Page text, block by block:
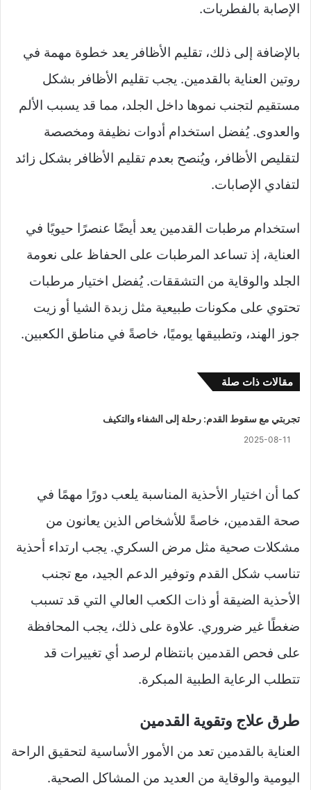
الإصابة بالفطريات.
بالإضافة إلى ذلك، تقليم الأظافر يعد خطوة مهمة في
روتين العناية بالقدمين. يجب تقليم الأظافر بشكل
مستقيم لتجنب نموها داخل الجلد، مما قد يسبب الألم
والعدوى. يُفضل استخدام أدوات نظيفة ومخصصة
لتقليص الأظافر، ويُنصح بعدم تقليم الأظافر بشكل زائد
لتفادي الإصابات.
استخدام مرطبات القدمين يعد أيضًا عنصرًا حيويًا في
العناية، إذ تساعد المرطبات على الحفاظ على نعومة
الجلد والوقاية من التشققات. يُفضل اختيار مرطبات
تحتوي على مكونات طبيعية مثل زبدة الشيا أو زيت
جوز الهند، وتطبيقها يوميًا، خاصةً في مناطق الكعبين.
مقالات ذات صلة
تجربتي مع سقوط القدم: رحلة إلى الشفاء والتكيف
2025-08-11
كما أن اختيار الأحذية المناسبة يلعب دورًا مهمًا في
صحة القدمين، خاصةً للأشخاص الذين يعانون من
مشكلات صحية مثل مرض السكري. يجب ارتداء أحذية
تناسب شكل القدم وتوفير الدعم الجيد، مع تجنب
الأحذية الضيقة أو ذات الكعب العالي التي قد تسبب
ضغطًا غير ضروري. علاوة على ذلك، يجب المحافظة
على فحص القدمين بانتظام لرصد أي تغييرات قد
تتطلب الرعاية الطبية المبكرة.
طرق علاج وتقوية القدمين
العناية بالقدمين تعد من الأمور الأساسية لتحقيق الراحة
اليومية والوقاية من العديد من المشاكل الصحية.